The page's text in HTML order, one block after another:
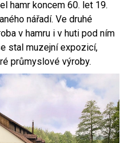
hamr koncem 60. let 19.
nářadí. Ve druhé
v hamru i v huti pod ním
stal muzejní expozicí,
průmyslové výroby.